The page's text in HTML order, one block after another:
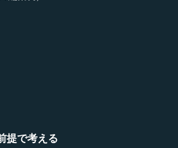
提で考える